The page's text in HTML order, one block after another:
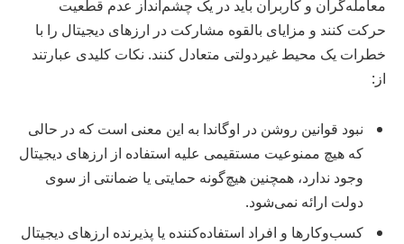
معامله‌گران و کاربران باید در یک چشم‌انداز عدم قطعیت
حرکت کنند و مزایای بالقوه مشارکت در ارزهای دیجیتال را با
خطرات یک محیط غیردولتی متعادل کنند. نکات کلیدی عبارتند
از:
نبود قوانین روشن در اوگاندا به این معنی است که در حالی
که هیچ ممنوعیت مستقیمی علیه استفاده از ارزهای دیجیتال
وجود ندارد، همچنین هیچ‌گونه حمایتی یا ضمانتی از سوی
دولت ارائه نمی‌شود.
کسب‌وکارها و افراد استفاده‌کننده یا پذیرنده ارزهای دیجیتال